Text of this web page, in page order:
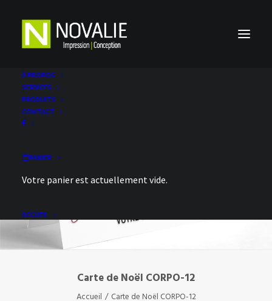
À PROPOS
SERVICES
PRODUITS
CONTACT
PANIER
Votre panier est actuellement vide.
ACCUEIL
Carte de Noël CORPO-12
Accueil Carte de Noël CORPO-12